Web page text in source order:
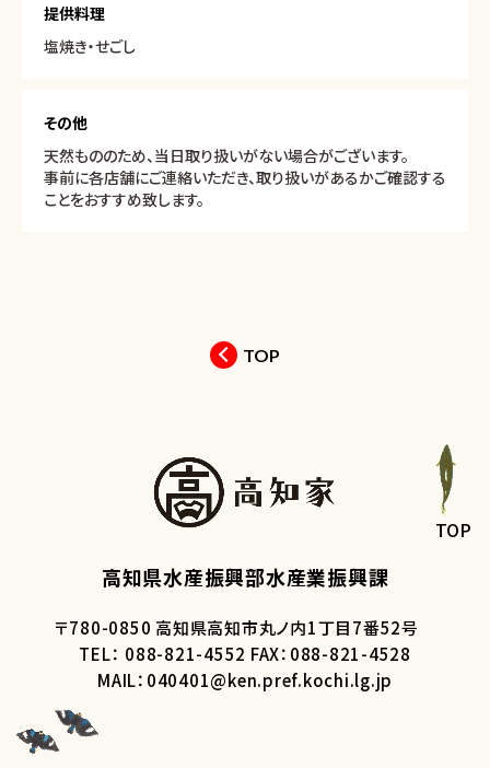
提供料理
塩焼き・せごし
その他
天然もののため、当日取り扱いがない場合がございます。
事前に各店舗にご連絡いただき、取り扱いがあるかご確認する
ことをおすすめ致します。
TOP
高知県水産振興部水産業振興課
〒780-0850 高知県高知市丸ノ内1丁目7番52号
TEL： 088-821-4552 FAX：088-821-4528
MAIL：040401@ken.pref.kochi.lg.jp
TOP